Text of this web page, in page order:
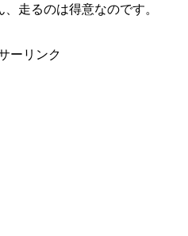
走るのは得意なのです。
ーリンク